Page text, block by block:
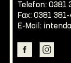
Telefon: 0381
Fax: 0381
E-Mail: